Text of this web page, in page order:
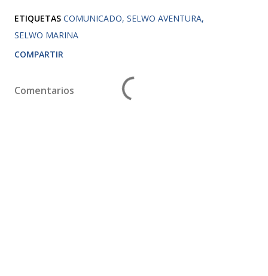
ETIQUETAS COMUNICADO SELWO AVENTURA
SELWO MARINA
COMPARTIR
Comentarios